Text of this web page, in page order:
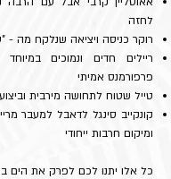
לחזה
רוקר כניסה ויציאה שנלקח מה -
ריילים חדים ונמוכים
פרפורמנס אמיתי
טייל שטוח לתחושה מירבית
קונקייב סינגל לדאבל למעבר
ומיקום חרבות ייחודי
כל אלו יתנו לכם לפרק את הים